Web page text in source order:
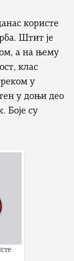
користе
Штит је
а на њему
клас
у
у доњи део
Боје су